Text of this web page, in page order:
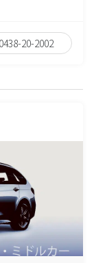
0438-20-2002